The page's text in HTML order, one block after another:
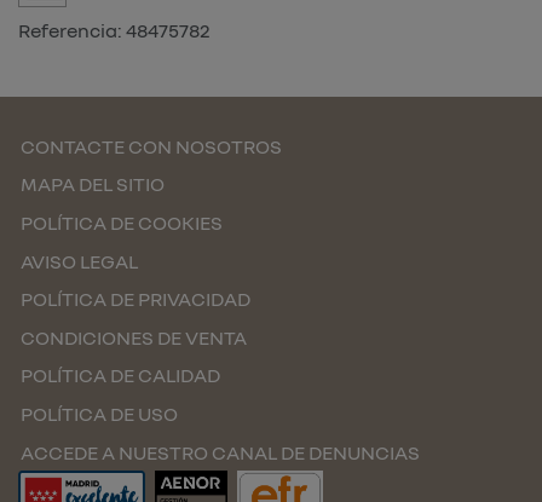
Referencia: 48475782
CONTACTE CON NOSOTROS
MAPA DEL SITIO
POLÍTICA DE COOKIES
AVISO LEGAL
POLÍTICA DE PRIVACIDAD
CONDICIONES DE VENTA
POLÍTICA DE CALIDAD
POLÍTICA DE USO
ACCEDE A NUESTRO CANAL DE DENUNCIAS